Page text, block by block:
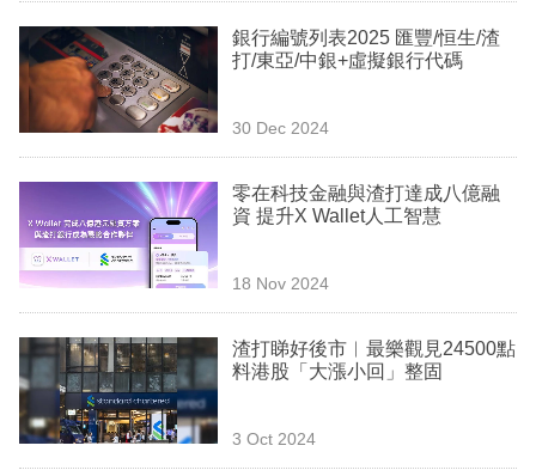
欄
訂
閱
區
銀行編號列表2025 匯豐/恒生/渣
打/東亞/中銀+虛擬銀行代碼
30 Dec 2024
零在科技金融與渣打達成八億融
資 提升X Wallet人工智慧
18 Nov 2024
渣打睇好後市︳最樂觀見24500點
料港股「大漲小回」整固
3 Oct 2024